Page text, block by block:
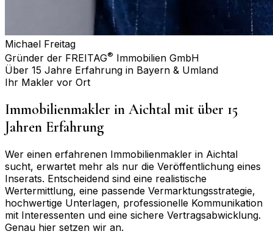
Michael Freitag
Gründer der FREITAG® Immobilien GmbH
Über 15 Jahre Erfahrung in Bayern & Umland
Ihr Makler vor Ort
Immobilienmakler in Aichtal mit über 15
Jahren Erfahrung
Wer einen erfahrenen Immobilienmakler in Aichtal
sucht, erwartet mehr als nur die Veröffentlichung eines
Inserats. Entscheidend sind eine realistische
Wertermittlung, eine passende Vermarktungsstrategie,
hochwertige Unterlagen, professionelle Kommunikation
mit Interessenten und eine sichere Vertragsabwicklung.
Genau hier setzen wir an.